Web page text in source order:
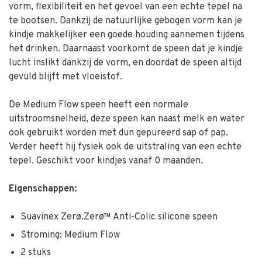
vorm, flexibiliteit en het gevoel van een echte tepel na
te bootsen. Dankzij de natuurlijke gebogen vorm kan je
kindje makkelijker een goede houding aannemen tijdens
het drinken. Daarnaast voorkomt de speen dat je kindje
lucht inslikt dankzij de vorm, en doordat de speen altijd
gevuld blijft met vloeistof.
De Medium Flow speen heeft een normale
uitstroomsnelheid, deze speen kan naast melk en water
ook gebruikt worden met dun gepureerd sap of pap.
Verder heeft hij fysiek ook de uitstraling van een echte
tepel. Geschikt voor kindjes vanaf 0 maanden.
Eigenschappen:
Suavinex Zerø.Zerø™ Anti-Colic silicone speen
Stroming: Medium Flow
2 stuks